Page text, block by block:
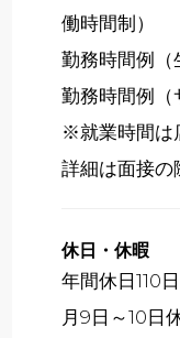
働時間制）
勤務時間例（
勤務時間例
※就業時間は
詳細は面接の
休日・休暇
年間休日110日
月9日～10日